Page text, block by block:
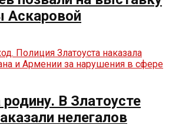
Аскаровой
В Златоусте
нелегалов